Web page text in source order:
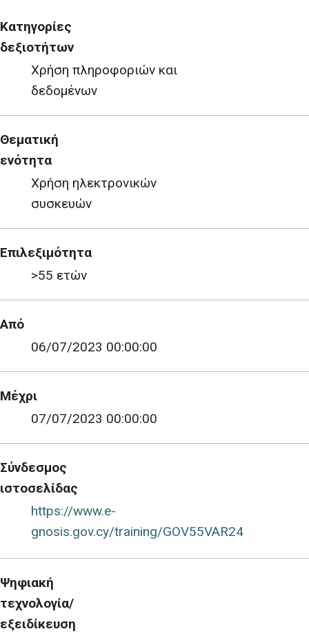
Κατηγορίες
δεξιοτήτων
Χρήση πληροφοριών και
δεδομένων
Θεματική
ενότητα
Χρήση ηλεκτρονικών
συσκευών
Επιλεξιμότητα
>55 ετών
Από
06/07/2023 00:00:00
Μέχρι
07/07/2023 00:00:00
Σύνδεσμος
ιστοσελίδας
https://www.e-
gnosis.gov.cy/training/GOV55VAR24
Ψηφιακή
τεχνολογία/
εξειδίκευση